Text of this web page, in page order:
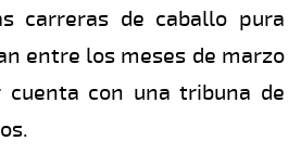
carreras de caballo pura
entre los meses de marzo
cuenta con una tribuna de